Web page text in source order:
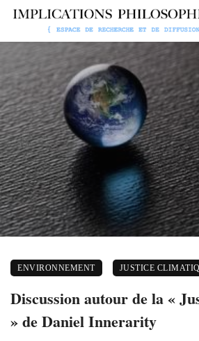
ENVIRONNEMENT JUSTICE
Discussion autour de la «
» de Daniel Innerarity